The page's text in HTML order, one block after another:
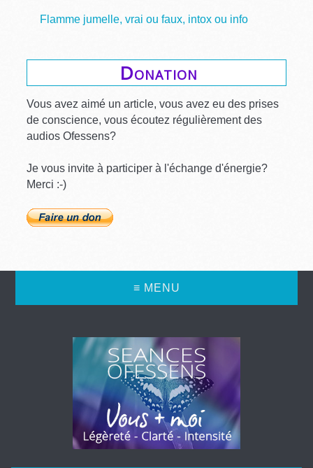
Flamme jumelle, vrai ou faux, intox ou info
Donation
Vous avez aimé un article, vous avez eu des prises
de conscience, vous écoutez régulièrement des
audios Ofessens?
Je vous invite à participer à l'échange d'énergie?
Merci :-)
≡ MENU